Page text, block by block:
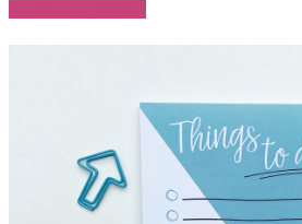
mehrere
Die
Optionen
können
Produktseite